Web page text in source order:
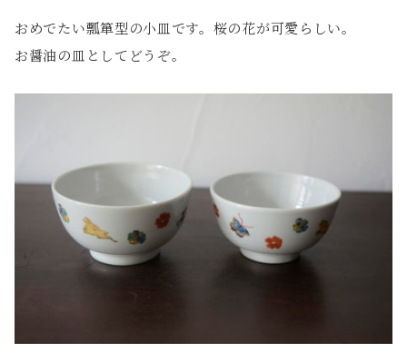
おめでたい瓢箪型の小皿です。桜の花が可愛らしい。
お醤油の皿としてどうぞ。